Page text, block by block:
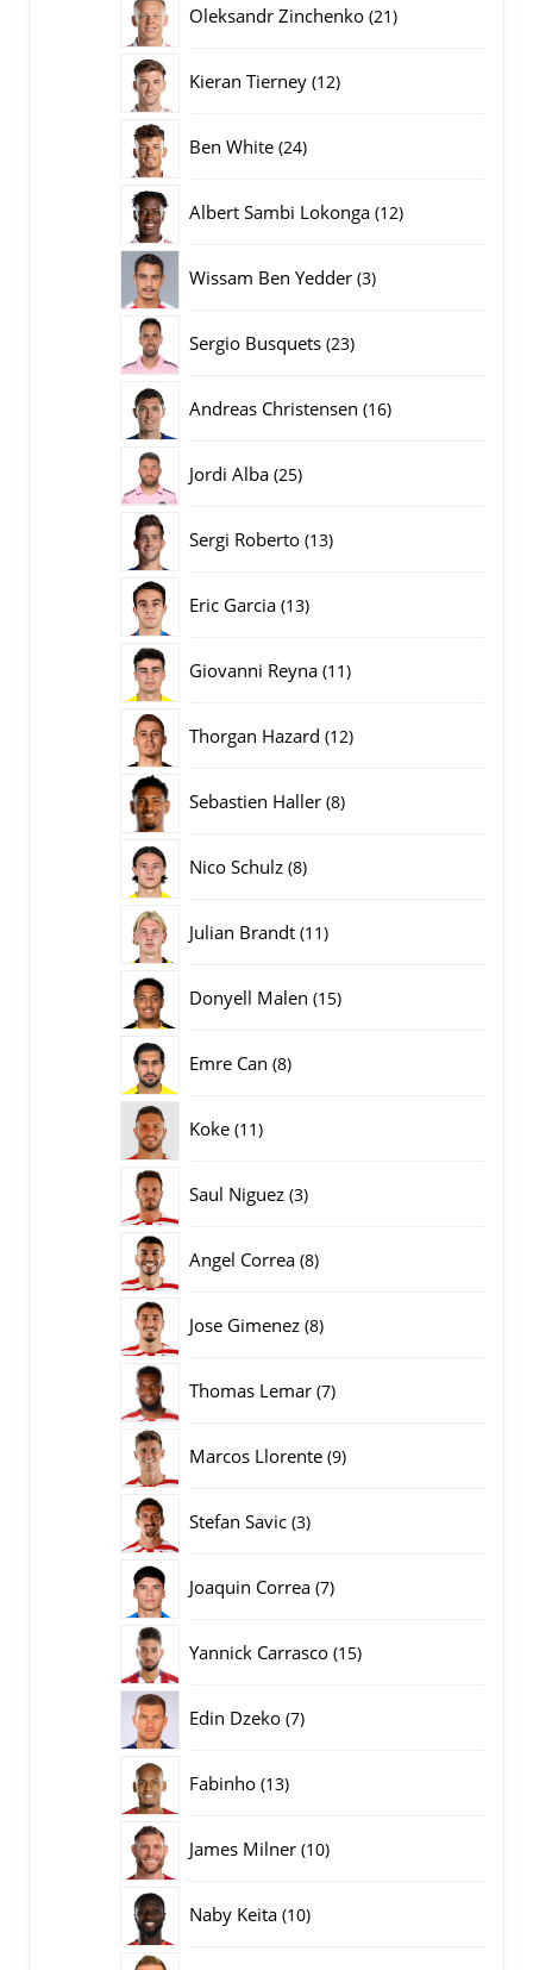
Oleksandr Zinchenko 2121
Kieran Tierney 1212
Ben White 2424
Albert Sambi Lokonga 1212
Wissam Ben Yedder 33
Sergio Busquets 2323
Andreas Christensen 1616
Jordi Alba 2525
Sergi Roberto 1313
Eric Garcia 1313
Giovanni Reyna 1111
Thorgan Hazard 1212
Sebastien Haller 88
Nico Schulz 88
Julian Brandt 1111
Donyell Malen 1515
Emre Can 88
Koke 1111
Saul Niguez 33
Angel Correa 88
Jose Gimenez 88
Thomas Lemar 77
Marcos Llorente 99
Stefan Savic 33
Joaquin Correa 77
Yannick Carrasco 1515
Edin Dzeko 77
Fabinho 1313
James Milner 1010
Naby Keita 1010